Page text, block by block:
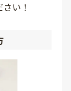
い！